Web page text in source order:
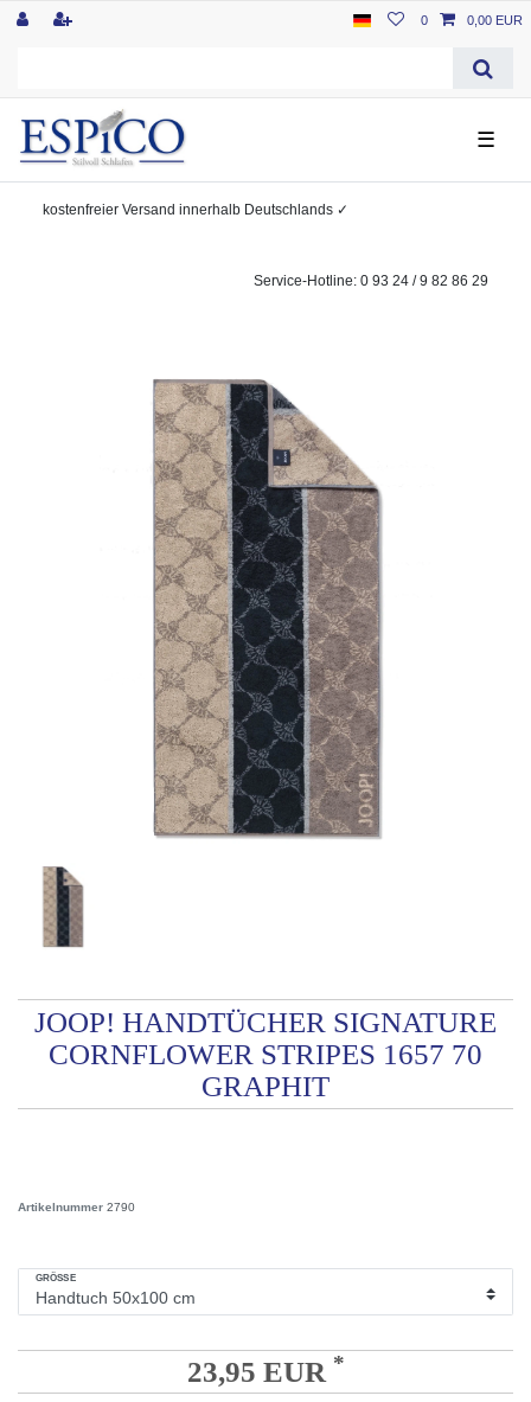
0 0,00 EUR
☰
kostenfreier Versand innerhalb Deutschlands ✓
Service-Hotline: 0 93 24 / 9 82 86 29
JOOP! HANDTÜCHER SIGNATURE
CORNFLOWER STRIPES 1657 70
GRAPHIT
Artikelnummer 2790
GRÖSSE
23,95 EUR *